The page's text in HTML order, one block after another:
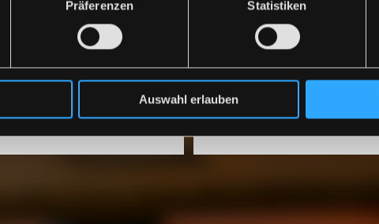
Präferenzen Statistiken
Auswahl erlauben